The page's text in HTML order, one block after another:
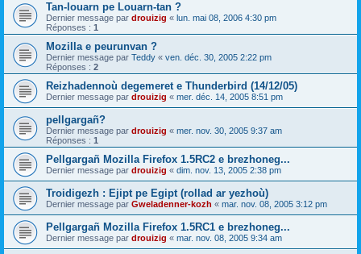
Tan-louarn pe Louarn-tan ?
Dernier message par drouizig « lun. mai 08, 2006 4:30 pm
Réponses : 1
Mozilla e peurunvan ?
Dernier message par Teddy « ven. déc. 30, 2005 2:22 pm
Réponses : 2
Reizhadennoù degemeret e Thunderbird (14/12/05)
Dernier message par drouizig « mer. déc. 14, 2005 8:51 pm
pellgargañ?
Dernier message par drouizig « mer. nov. 30, 2005 9:37 am
Réponses : 1
Pellgargañ Mozilla Firefox 1.5RC2 e brezhoneg...
Dernier message par drouizig « dim. nov. 13, 2005 2:38 pm
Troidigezh : Ejipt pe Egipt (rollad ar yezhoù)
Dernier message par Gweladenner-kozh « mar. nov. 08, 2005 3:12 pm
Pellgargañ Mozilla Firefox 1.5RC1 e brezhoneg...
Dernier message par drouizig « mar. nov. 08, 2005 9:34 am